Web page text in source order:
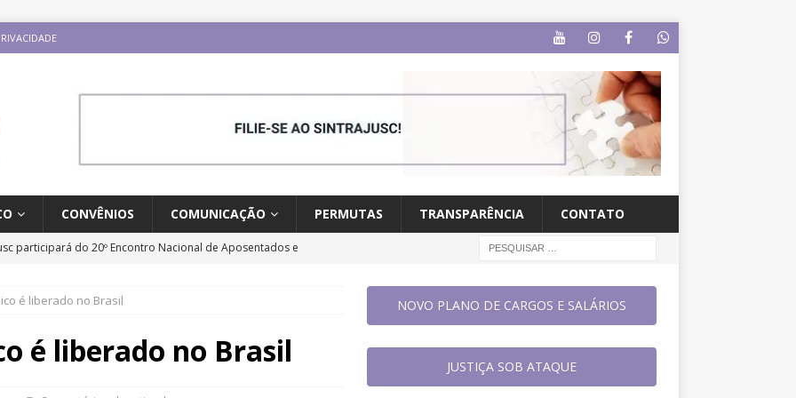
CONVÊNIOS COMUNICAÇÃO PERMUTAS TRANSPARÊNCIA CONTATO
participará do 20º Encontro Nacional de Aposentados e
se reúne com a nova coordenadora do Fórum de Carreira do
trabalhos
é liberado no Brasil
é liberado no Brasil
NOVO PLANO DE CARGOS E SALÁRIOS
JUSTIÇA SOB ATAQUE